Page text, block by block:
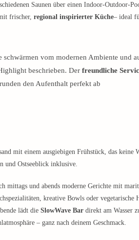
Saunen über einen Indoor-Outdoor-
frischer, regional inspirierter Küche– ideal
schwärmen vom modernen Ambiente und
beschrieben. Der freundliche
den Aufenthalt perfekt ab
mit einem ausgiebigen Frühstück, das keine
und Ostseeblick inklusive.
mittags und abends moderne Gerichte mit
kreative Bowls oder vegetarische
lädt die SlowWave Bar direkt am Wasser
– ganz nach deinem Geschmack.